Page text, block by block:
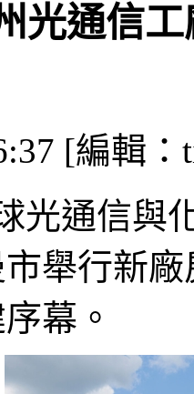
光通信
[編輯：
光通信與
舉行新
幕。